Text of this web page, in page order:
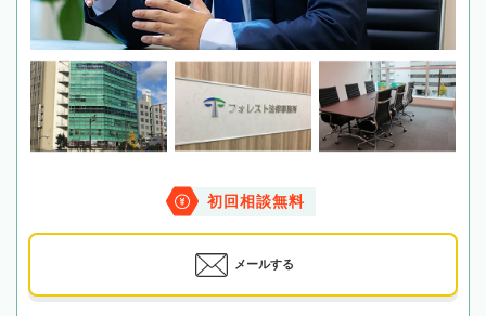
初回相談無料
メールする